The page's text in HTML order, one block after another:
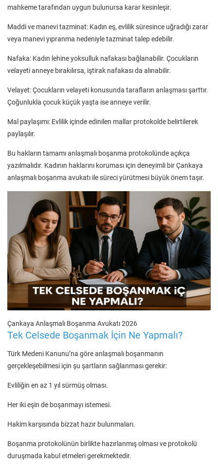
mahkeme tarafından uygun bulunursa karar kesinleşir.
Maddi ve manevi tazminat: Kadın eş, evlilik süresince uğradığı zarar
veya manevi yıpranma nedeniyle tazminat talep edebilir.
Nafaka: Kadın lehine yoksulluk nafakası bağlanabilir. Çocukların
velayeti anneye bırakılırsa, iştirak nafakası da alınabilir.
Velayet: Çocukların velayeti konusunda tarafların anlaşması şarttır.
Çoğunlukla çocuk küçük yaşta ise anneye verilir.
Mal paylaşımı: Evlilik içinde edinilen mallar protokolde belirtilerek
paylaşılır.
Bu hakların tamamı anlaşmalı boşanma protokolünde açıkça
yazılmalıdır. Kadının haklarını koruması için deneyimli bir Çankaya
anlaşmalı boşanma avukatı ile süreci yürütmesi büyük önem taşır.
Çankaya Anlaşmalı Boşanma Avukatı 2026
Tek Celsede Boşanmak İçin Ne Yapmalı?
Türk Medeni Kanunu’na göre anlaşmalı boşanmanın
gerçekleşebilmesi için şu şartların sağlanması gerekir:
Evliliğin en az 1 yıl sürmüş olması.
Her iki eşin de boşanmayı istemesi.
Hakim karşısında bizzat hazır bulunmaları.
Boşanma protokolünün birlikte hazırlanmış olması ve protokolü
duruşmada kabul etmeleri gerekmektedir.